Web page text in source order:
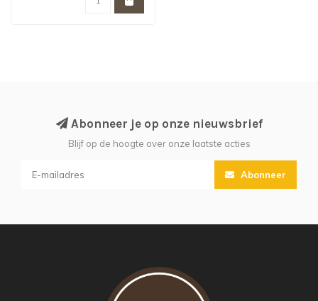
Abonneer je op onze nieuwsbrief
Blijf op de hoogte over onze laatste acties
Abonneer